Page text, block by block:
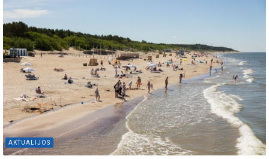
AKTUALIJOS